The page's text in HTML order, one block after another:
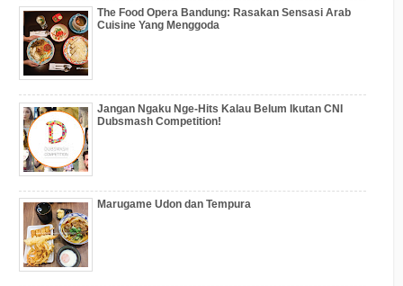
The Food Opera Bandung: Rasakan Sensasi Arab
Cuisine Yang Menggoda
Jangan Ngaku Nge-Hits Kalau Belum Ikutan CNI
Dubsmash Competition!
Marugame Udon dan Tempura